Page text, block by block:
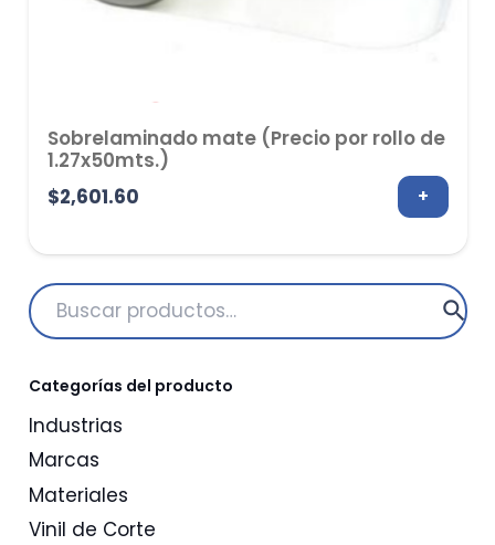
Sobrelaminado mate (Precio por rollo de
1.27x50mts.)
$2,601.60 +
Buscar
por:
Categorías del producto
Industrias
Marcas
Materiales
Vinil de Corte